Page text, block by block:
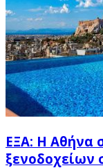
ΕΞΑ: Η Αθήνα
ξενοδοχείων